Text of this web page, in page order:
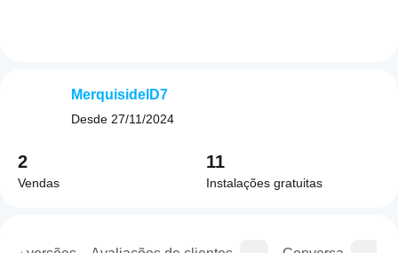
MerquisidelD7
Desde 27/11/2024
2
Vendas
11
Instalações gratuitas